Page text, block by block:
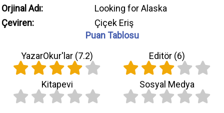
Orjinal Adı:
Looking for Alaska
Çeviren:
Çiçek Eriş
Puan Tablosu
YazarOkur'lar (7.2) Editör (6)
Kitapevi Sosyal Medya